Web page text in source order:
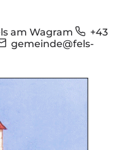
am Wagram
+43
gemeinde@fels-